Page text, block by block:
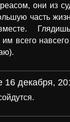
они из
часть
им всего
16 декабря,